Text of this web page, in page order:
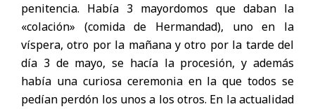
penitencia. Había 3 mayordomos que daban la
«colación» (comida de Hermandad), uno en la
víspera, otro por la mañana y otro por la tarde del
día 3 de mayo, se hacía la procesión, y además
había una curiosa ceremonia en la que todos se
pedían perdón los unos a los otros. En la actualidad